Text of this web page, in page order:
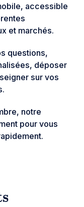
accessible
et marchés.
questions,
déposer
sur vos
notre
pour vous